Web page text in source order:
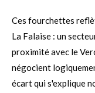
Ces fourchettes
La Falaise : un
proximité avec le
négocient
écart qui s'explique